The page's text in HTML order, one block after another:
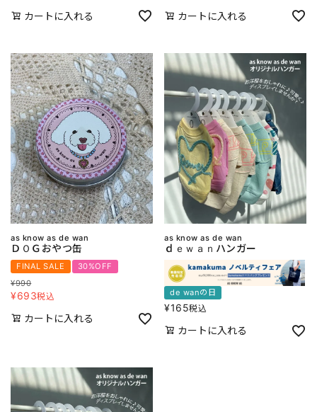
カートに入れる カートに入れる
as know as de wan
ＤＯＧおやつ缶
FINAL SALE
30%OFF
¥990
¥693税込
カートに入れる
as know as de wan
ｄｅｗａｎハンガー
de wanの日
¥165税込
カートに入れる